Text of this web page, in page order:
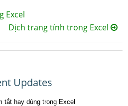
Excel
Dịch trang tính trong Excel
Updates
tắt hay dùng trong Excel